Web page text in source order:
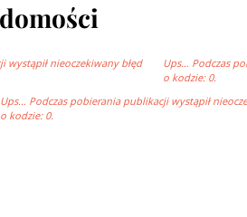
nieoczekiwany błęd
Ups… Podczas
o kodzie: 0.
Ups… Podczas pobierania publikacji wystąpił
o kodzie: 0.